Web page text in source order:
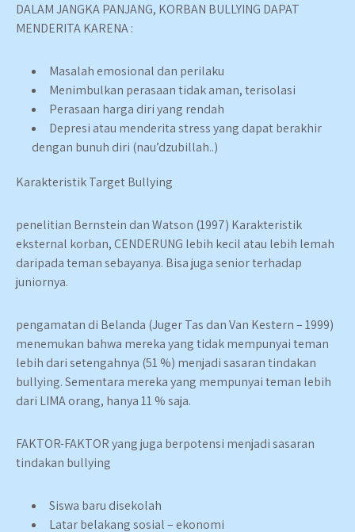
DALAM JANGKA PANJANG, KORBAN BULLYING DAPAT
MENDERITA KARENA :
Masalah emosional dan perilaku
Menimbulkan perasaan tidak aman, terisolasi
Perasaan harga diri yang rendah
Depresi atau menderita stress yang dapat berakhir
dengan bunuh diri (nau’dzubillah..)
Karakteristik Target Bullying
penelitian Bernstein dan Watson (1997) Karakteristik
eksternal korban, CENDERUNG lebih kecil atau lebih lemah
daripada teman sebayanya. Bisa juga senior terhadap
juniornya.
pengamatan di Belanda (Juger Tas dan Van Kestern – 1999)
menemukan bahwa mereka yang tidak mempunyai teman
lebih dari setengahnya (51 %) menjadi sasaran tindakan
bullying. Sementara mereka yang mempunyai teman lebih
dari LIMA orang, hanya 11 % saja.
FAKTOR-FAKTOR yang juga berpotensi menjadi sasaran
tindakan bullying
Siswa baru disekolah
Latar belakang sosial – ekonomi